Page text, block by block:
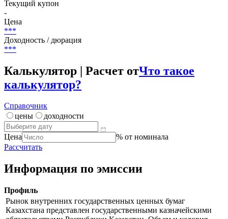
Текущий купон
-
Цена
***
Доходность / дюрация
***
Калькулятор | Расчет отЧто такое
калькулятор?
Справочник
цены
доходности
Цена
% от номинала
Рассчитать
Информация по эмиссии
Профиль
Рынок внутренних государственных ценных бумаг
Казахстана представлен государственными казначейскими